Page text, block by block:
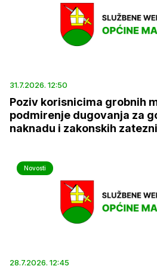
31.7.2026. 12:50
Poziv korisnicima grobnih
podmirenje dugovanja za
naknadu i zakonskih
Novosti
28.7.2026. 12:45